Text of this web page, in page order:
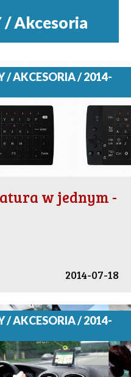
/ Akcesoria
/ AKCESORIA / 2014-
w jednym -
2014-07-18
/ AKCESORIA / 2014-